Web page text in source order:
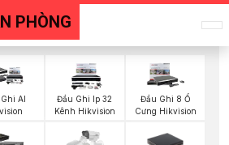
PHÒNG
AI
Đầu Ghi Ip 32
Kênh Hikvision
Đầu Ghi 8 Ổ
Cưng Hikvision